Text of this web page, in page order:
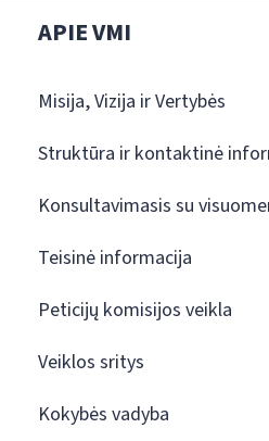
APIE VMI
Misija, Vizija ir Vertybės
Struktūra ir kontaktinė
Konsultavimasis su
Teisinė informacija
Peticijų komisijos veikla
Veiklos sritys
Kokybės vadyba